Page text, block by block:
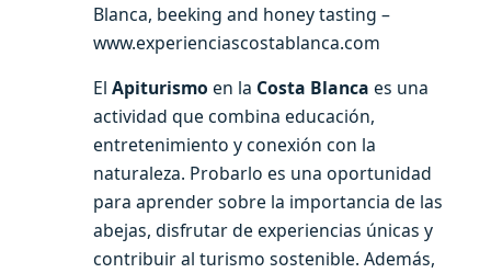
Blanca, beeking and honey tasting –
www.experienciascostablanca.com
El Apiturismo en la Costa Blanca es una
actividad que combina educación,
entretenimiento y conexión con la
naturaleza. Probarlo es una oportunidad
para aprender sobre la importancia de las
abejas, disfrutar de experiencias únicas y
contribuir al turismo sostenible. Además,